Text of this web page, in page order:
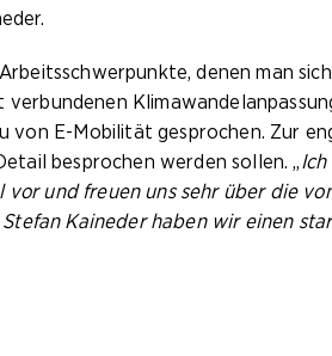
denen man
von E-Mobilität gesprochen. Zur
besprochen werden sollen. „
und freuen uns sehr über die
Kaineder haben wir einen